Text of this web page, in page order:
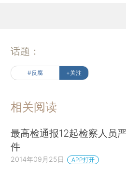
话题：
#反腐 +关注
相关阅读
最高检通报12起检察人员
件
2014年09月25日 APP打开